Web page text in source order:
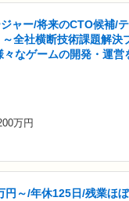
ャー/将来のCTO候補/
全社横断技術課題解決
々なゲームの開発・運営
万円
円～/年休125日/残業ほ